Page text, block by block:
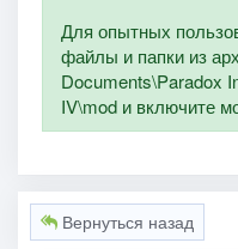
Для опытных
файлы и папки из
Documents\Paradox
IV\mod и включите
Вернуться назад